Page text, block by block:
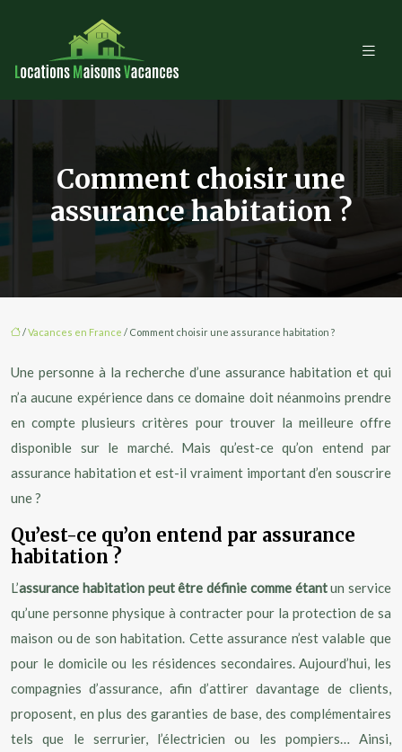
Comment choisir une
assurance habitation ?
/Vacances en France / Comment choisir une assurance habitation ?
Une personne à la recherche d’une assurance habitation et qui
n’a aucune expérience dans ce domaine doit néanmoins prendre
en compte plusieurs critères pour trouver la meilleure offre
disponible sur le marché. Mais qu’est-ce qu’on entend par
assurance habitation et est-il vraiment important d’en souscrire
une ?
Qu’est-ce qu’on entend par assurance
habitation ?
L’assurance habitation peut être définie comme étantun service
qu’une personne physique à contracter pour la protection de sa
maison ou de son habitation. Cette assurance n’est valable que
pour le domicile ou les résidences secondaires. Aujourd’hui, les
compagnies d’assurance, afin d’attirer davantage de clients,
proposent, en plus des garanties de base, des complémentaires
tels que le serrurier, l’électricien ou les pompiers… Ainsi,